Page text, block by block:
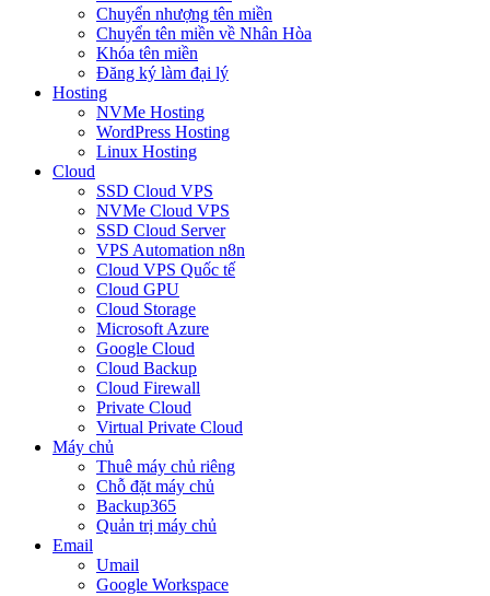
Chuyển nhượng tên miền
Chuyển tên miền về Nhân Hòa
Khóa tên miền
Đăng ký làm đại lý
Hosting
NVMe Hosting
WordPress Hosting
Linux Hosting
Cloud
SSD Cloud VPS
NVMe Cloud VPS
SSD Cloud Server
VPS Automation n8n
Cloud VPS Quốc tế
Cloud GPU
Cloud Storage
Microsoft Azure
Google Cloud
Cloud Backup
Cloud Firewall
Private Cloud
Virtual Private Cloud
Máy chủ
Thuê máy chủ riêng
Chỗ đặt máy chủ
Backup365
Quản trị máy chủ
Email
Umail
Google Workspace